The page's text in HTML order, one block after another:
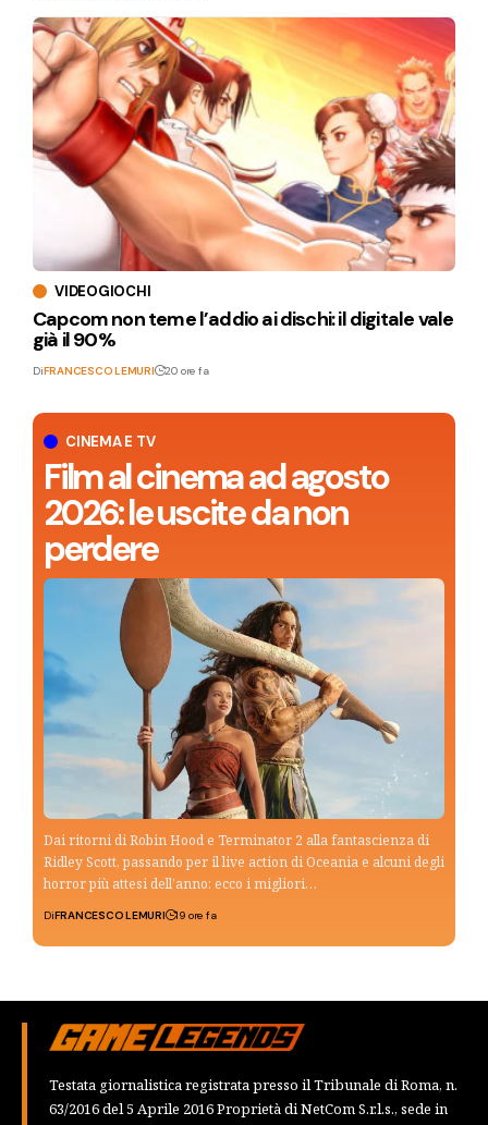
CINEMA E TV
Film al cinema ad agosto
2026: le uscite da non
perdere
Dai ritorni di Robin Hood e Terminator 2 alla fantascienza di
Ridley Scott, passando per il live action di Oceania e alcuni degli
horror più attesi dell’anno: ecco i migliori…
DiFRANCESCO LEMURI 19 ore fa
VIDEOGIOCHI
Capcom non teme l’addio ai dischi: il digitale vale
già il 90%
DiFRANCESCO LEMURI 20 ore fa
Testata giornalistica registrata presso il Tribunale di Roma, n.
63/2016 del 5 Aprile 2016 Proprietà di NetCom S.r.l.s., sede in